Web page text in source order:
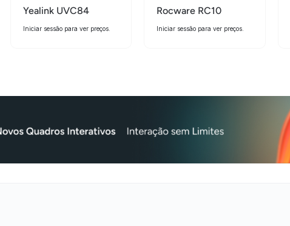
Yealink UVC84
Iniciar sessão para ver preços.
Rocware RC10
Iniciar sessão para ver preços.